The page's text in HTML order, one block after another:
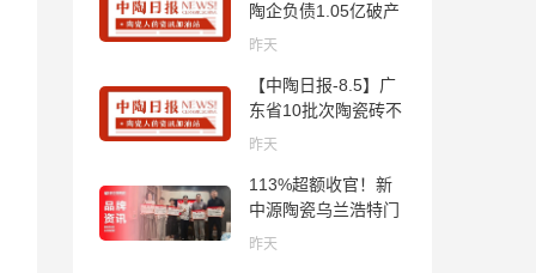
陶企负债1.05亿破产
清算；东鹏拟延长基
开展建陶行业能效领
跑者企业推荐工作
昨天
【中陶日报-8.5】广
东省10批次陶瓷砖不
合格；科达购买特福
过；蒙娜丽莎5千万
回购股份；建霖家居
海外产能突破18亿元
昨天
113%超额收官！新
中源陶瓷乌兰浩特门
店周年活动圆满落幕
昨天